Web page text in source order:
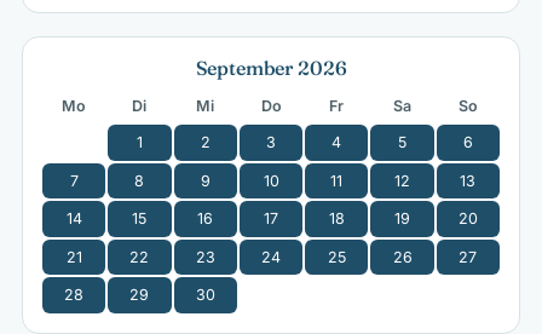
September 2026
Mo Di Mi Do Fr Sa
So
1
2 3 4 5 6
7 8 9 10 11 12 13
14 15 16 17 18 19 20
21 22 23 24 25 26 27
28 29 30